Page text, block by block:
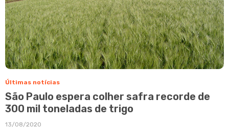
Últimas notícias
São Paulo espera colher safra recorde de
300 mil toneladas de trigo
13/08/2020